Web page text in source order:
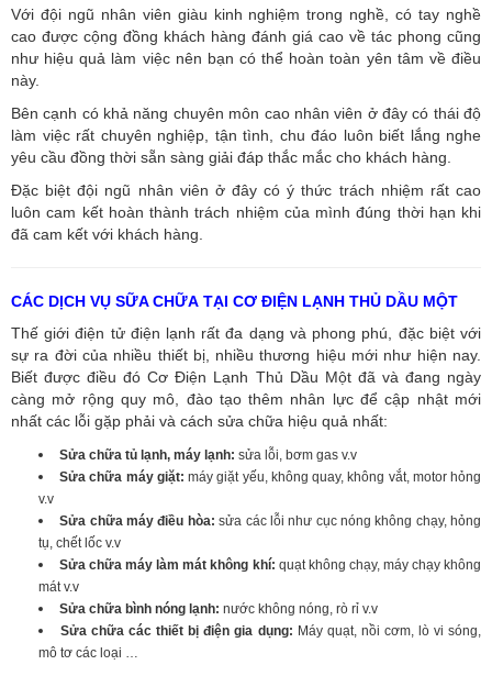
Với đội ngũ nhân viên giàu kinh nghiệm trong nghề, có tay nghề
cao được cộng đồng khách hàng đánh giá cao về tác phong cũng
như hiệu quả làm việc nên bạn có thể hoàn toàn yên tâm về điều
này.
Bên cạnh có khả năng chuyên môn cao nhân viên ở đây có thái độ
làm việc rất chuyên nghiệp, tận tình, chu đáo luôn biết lắng nghe
yêu cầu đồng thời sẵn sàng giải đáp thắc mắc cho khách hàng.
Đặc biệt đội ngũ nhân viên ở đây có ý thức trách nhiệm rất cao
luôn cam kết hoàn thành trách nhiệm của mình đúng thời hạn khi
đã cam kết với khách hàng.
CÁC DỊCH VỤ SỮA CHỮA TẠI CƠ ĐIỆN LẠNH THỦ DẦU MỘT
Thế giới điện tử điện lạnh rất đa dạng và phong phú, đặc biệt với
sự ra đời của nhiều thiết bị, nhiều thương hiệu mới như hiện nay.
Biết được điều đó Cơ Điện Lạnh Thủ Dầu Một đã và đang ngày
càng mở rộng quy mô, đào tạo thêm nhân lực để cập nhật mới
nhất các lỗi gặp phải và cách sửa chữa hiệu quả nhất:
Sửa chữa tủ lạnh, máy lạnh: sửa lỗi, bơm gas v.v
Sửa chữa máy giặt:máy giặt yếu, không quay, không vắt, motor hỏng
v.v
Sửa chữa máy điều hòa: sửa các lỗi như cục nóng không chạy, hỏng
tụ, chết lốc v.v
Sửa chữa máy làm mát không khí: quạt không chạy, máy chạy không
mát v.v
Sửa chữa bình nóng lạnh: nước không nóng, rò rỉ v.v
Sửa chữa các thiết bị điện gia dụng: Máy quạt, nồi cơm, lò vi sóng,
mô tơ các loại …